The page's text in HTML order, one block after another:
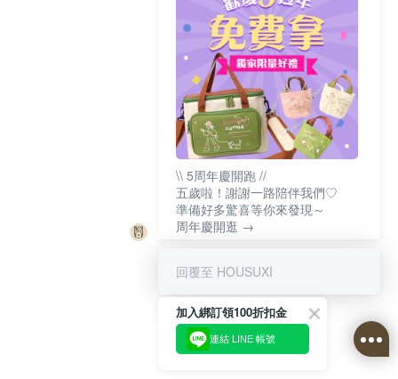
\\ 5周年慶開跑 //
五歲啦！謝謝一路陪伴我們♡
準備好多驚喜等你來發現～
周年慶開逛 →
回覆至 HOUSUXI
加入綁訂領100折扣金
連結 LINE 帳號